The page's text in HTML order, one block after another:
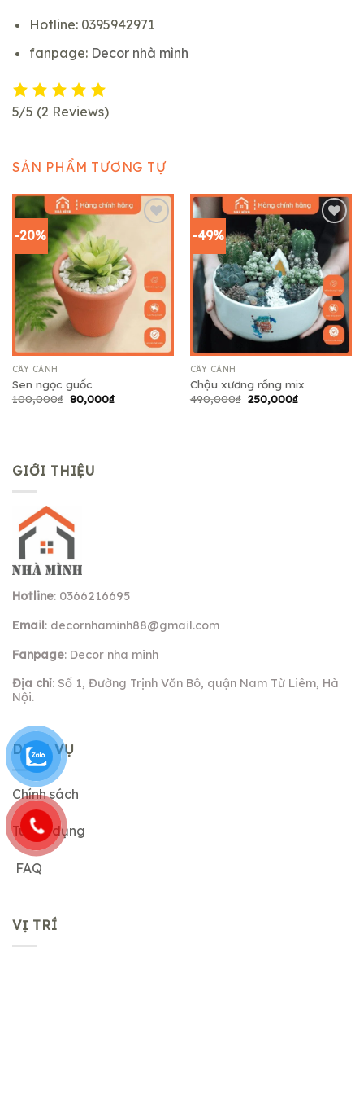
Hotline: 0395942971
fanpage: Decor nhà mình
5/5 (2 Reviews)
SẢN PHẨM TƯƠNG TỰ
-20%
Add to
wishlist
CÂY CẢNH
Sen ngọc guốc
100,000₫ Giá
gốc
80,000₫Giá
-49%
Add to
wishlist
CÂY CẢNH
Chậu xương rồng mix
490,000₫ Giá
250,000₫Giá
GIỚI THIỆU
Hotline: 0366216695
Email: decornhaminh88@gmail.com
Fanpage: Decor nha minh
Địa chỉ: Số 1, Đường Trịnh Văn Bô, quận Nam Từ Liêm, Hà
Nội.
DỊCH VỤ
Chính sách
Tuyển dụng
FAQ
VỊ TRÍ